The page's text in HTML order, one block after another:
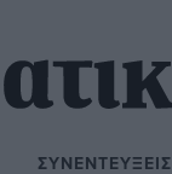
ΣΥΝΕΝΤΕΎΞΕΙΣ